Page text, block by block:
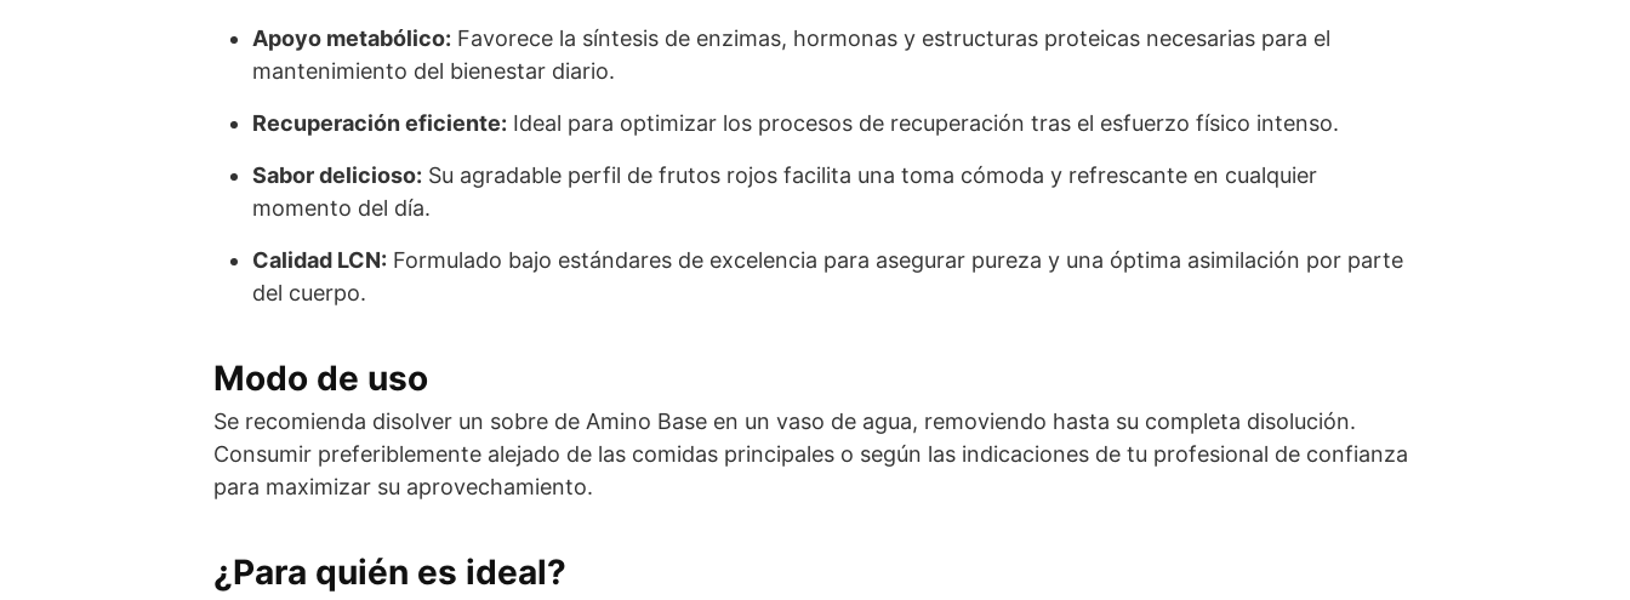
Apoyo metabólico: Favorece la síntesis de enzimas, hormonas y estructuras proteicas necesarias para el
mantenimiento del bienestar diario.
Recuperación eficiente: Ideal para optimizar los procesos de recuperación tras el esfuerzo físico intenso.
Sabor delicioso: Su agradable perfil de frutos rojos facilita una toma cómoda y refrescante en cualquier
momento del día.
Calidad LCN: Formulado bajo estándares de excelencia para asegurar pureza y una óptima asimilación por parte
del cuerpo.
Modo de uso
Se recomienda disolver un sobre de Amino Base en un vaso de agua, removiendo hasta su completa disolución.
Consumir preferiblemente alejado de las comidas principales o según las indicaciones de tu profesional de confianza
para maximizar su aprovechamiento.
¿Para quién es ideal?